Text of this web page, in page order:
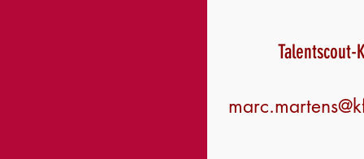
Talentscout-